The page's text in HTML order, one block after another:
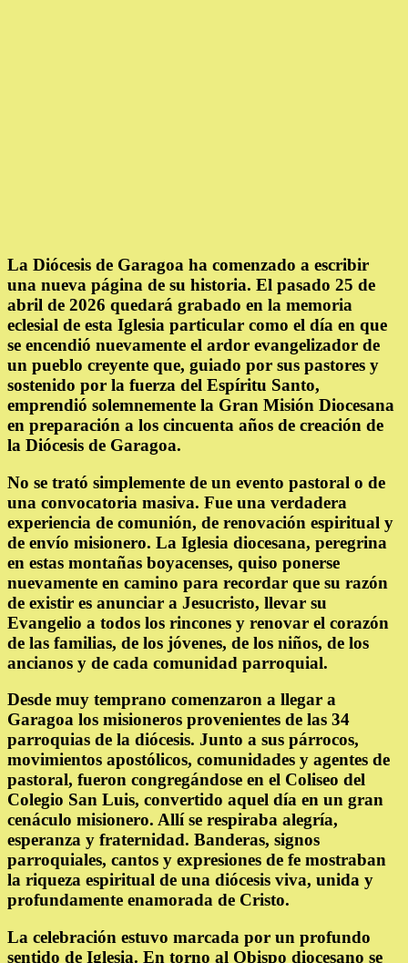
La Diócesis de Garagoa ha comenzado a escribir
una nueva página de su historia. El pasado 25 de
abril de 2026 quedará grabado en la memoria
eclesial de esta Iglesia particular como el día en que
se encendió nuevamente el ardor evangelizador de
un pueblo creyente que, guiado por sus pastores y
sostenido por la fuerza del Espíritu Santo,
emprendió solemnemente la Gran Misión Diocesana
en preparación a los cincuenta años de creación de
la Diócesis de Garagoa.
No se trató simplemente de un evento pastoral o de
una convocatoria masiva. Fue una verdadera
experiencia de comunión, de renovación espiritual y
de envío misionero. La Iglesia diocesana, peregrina
en estas montañas boyacenses, quiso ponerse
nuevamente en camino para recordar que su razón
de existir es anunciar a Jesucristo, llevar su
Evangelio a todos los rincones y renovar el corazón
de las familias, de los jóvenes, de los niños, de los
ancianos y de cada comunidad parroquial.
Desde muy temprano comenzaron a llegar a
Garagoa los misioneros provenientes de las 34
parroquias de la diócesis. Junto a sus párrocos,
movimientos apostólicos, comunidades y agentes de
pastoral, fueron congregándose en el Coliseo del
Colegio San Luis, convertido aquel día en un gran
cenáculo misionero. Allí se respiraba alegría,
esperanza y fraternidad. Banderas, signos
parroquiales, cantos y expresiones de fe mostraban
la riqueza espiritual de una diócesis viva, unida y
profundamente enamorada de Cristo.
La celebración estuvo marcada por un profundo
sentido de Iglesia. En torno al Obispo diocesano se